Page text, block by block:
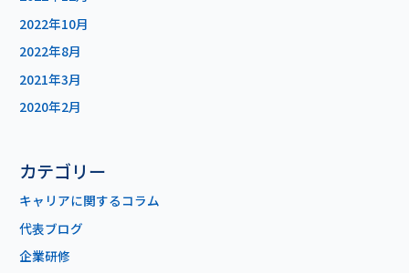
2022年10月
2022年8月
2021年3月
2020年2月
カテゴリー
キャリアに関するコラム
代表ブログ
企業研修